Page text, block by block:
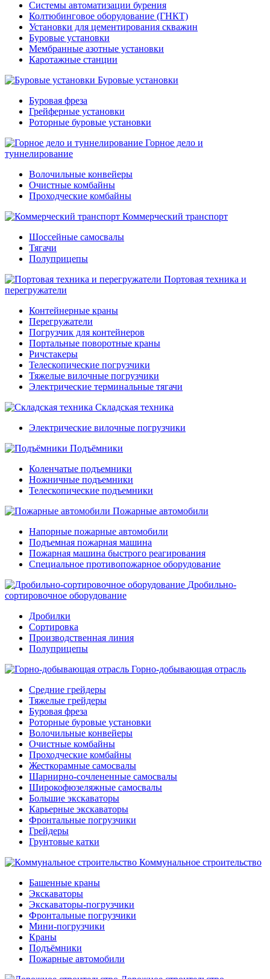
Системы автоматизации бурения
Колтюбинговое оборудование (ГНКТ)
Установки для цементирования скважин
Буровые установки
Мембранные азотные установки
Каротажные станции
Буровые установки
Буровая фреза
Грейферные установки
Роторные буровые установки
Горное дело и
туннелирование
Волочильные конвейеры
Очистные комбайны
Проходческие комбайны
Коммерческий транспорт
Шоссейные самосвалы
Тягачи
Полуприцепы
Портовая техника и
перегружатели
Контейнерные краны
Перегружатели
Погрузчик для контейнеров
Портальные поворотные краны
Ричстакеры
Телескопические погрузчики
Тяжелые вилочные погрузчики
Электрические терминальные тягачи
Складская техника
Электрические вилочные погрузчики
Подъёмники
Коленчатые подъемники
Ножничные подъемники
Телескопические подъемники
Пожарные автомобили
Напорные пожарные автомобили
Подъемная пожарная машина
Пожарная машина быстрого реагирования
Специальное противопожарное оборудование
Дробильно-
сортировочное оборудование
Дробилки
Сортировка
Производственная линия
Полуприцепы
Горно-добывающая отрасль
Средние грейдеры
Тяжелые грейдеры
Буровая фреза
Роторные буровые установки
Волочильные конвейеры
Очистные комбайны
Проходческие комбайны
Жесткорамные самосвалы
Шарнирно-сочлененные самосвалы
Широкофюзеляжные самосвалы
Большие экскаваторы
Карьерные экскаваторы
Фронтальные погрузчики
Грейдеры
Грунтовые катки
Коммунальное строительство
Башенные краны
Экскаваторы
Экскаваторы-погрузчики
Фронтальные погрузчики
Мини-погрузчики
Краны
Подъёмники
Пожарные автомобили